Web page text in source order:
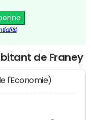
de Franey
l'Economie)